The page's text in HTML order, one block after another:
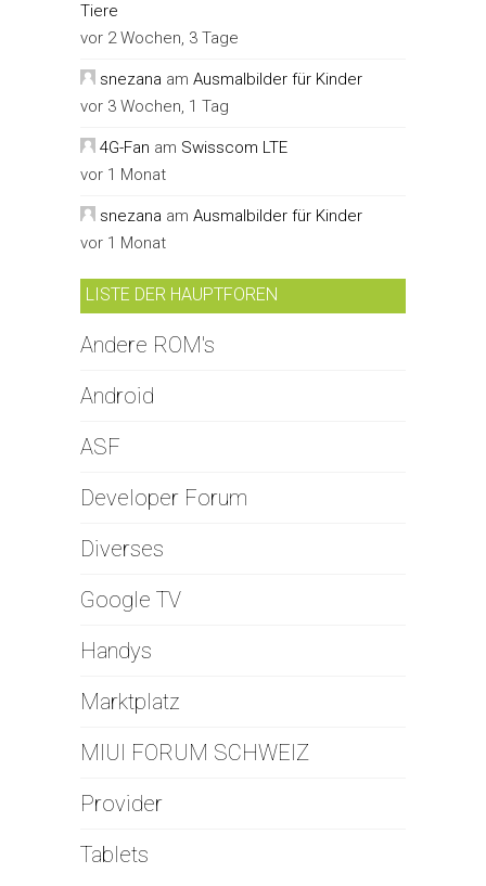
Tiere
vor 2 Wochen, 3 Tage
snezana am Ausmalbilder für Kinder
vor 3 Wochen, 1 Tag
4G-Fan am Swisscom LTE
vor 1 Monat
snezana am Ausmalbilder für Kinder
vor 1 Monat
LISTE DER HAUPTFOREN
Andere ROM's
Android
ASF
Developer Forum
Diverses
Google TV
Handys
Marktplatz
MIUI FORUM SCHWEIZ
Provider
Tablets